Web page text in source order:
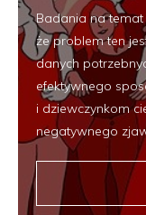
Badania na
że problem ten
danych
efektywnego
i dziewczynkom
negatywnego